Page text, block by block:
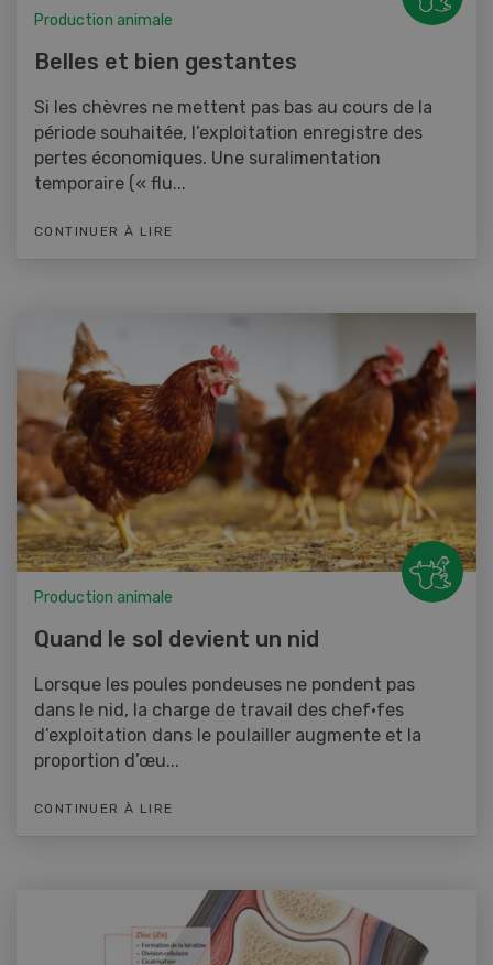
Production animale
Belles et bien gestantes
Si les chèvres ne mettent pas bas au cours de la
période souhaitée, l’exploitation enregistre des
pertes économiques. Une suralimentation
temporaire (« flu...
CONTINUER À LIRE
Production animale
Quand le sol devient un nid
Lorsque les poules pondeuses ne pondent pas
dans le nid, la charge de travail des chef·fes
d’exploitation dans le poulailler augmente et la
proportion d’œu...
CONTINUER À LIRE